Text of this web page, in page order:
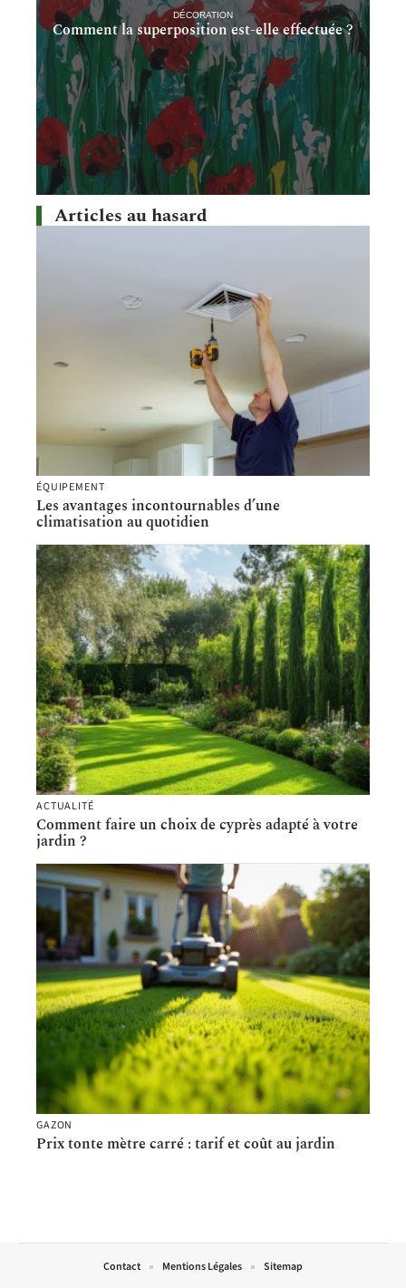
DÉCORATION
Comment la superposition est-elle effectuée ?
Articles au hasard
ÉQUIPEMENT
Les avantages incontournables d’une
climatisation au quotidien
ACTUALITÉ
Comment faire un choix de cyprès adapté à votre
jardin ?
GAZON
Prix tonte mètre carré : tarif et coût au jardin
Contact Mentions Légales Sitemap